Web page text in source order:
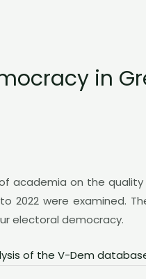
in
academia on the
2022 were examined.
electoral democracy.
of the V-Dem